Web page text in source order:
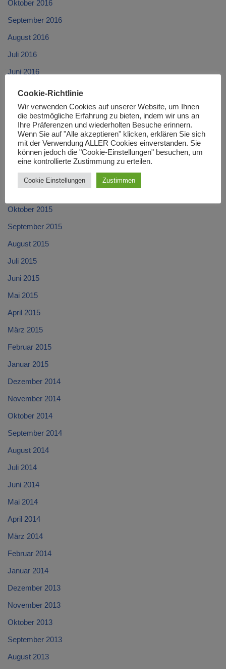
Oktober 2016
September 2016
August 2016
Juli 2016
Juni 2016
Mai 2016
April 2016
März 2016
Februar 2016
Januar 2016
Dezember 2015
Oktober 2015
September 2015
August 2015
Juli 2015
Juni 2015
Mai 2015
April 2015
März 2015
Februar 2015
Januar 2015
Dezember 2014
November 2014
Oktober 2014
September 2014
August 2014
Juli 2014
Juni 2014
Mai 2014
April 2014
März 2014
Februar 2014
Januar 2014
Dezember 2013
November 2013
Oktober 2013
September 2013
August 2013
Cookie-Richtlinie
Wir verwenden Cookies auf unserer Website, um Ihnen
die bestmögliche Erfahrung zu bieten, indem wir uns an
Ihre Präferenzen und wiederholten Besuche erinnern.
Wenn Sie auf "Alle akzeptieren" klicken, erklären Sie sich
mit der Verwendung ALLER Cookies einverstanden. Sie
können jedoch die "Cookie-Einstellungen" besuchen, um
eine kontrollierte Zustimmung zu erteilen.
Cookie Einstellungen Zustimmen